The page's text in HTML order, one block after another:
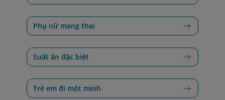
Phụ nữ mang thai
Suất ăn đặc biệt
Trẻ em đi một mình